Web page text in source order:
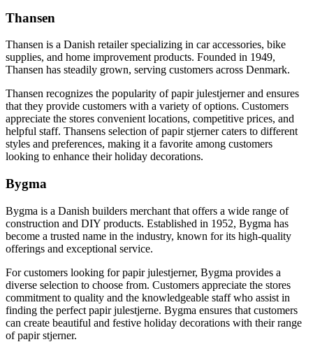
Thansen
Thansen is a Danish retailer specializing in car accessories, bike
supplies, and home improvement products. Founded in 1949,
Thansen has steadily grown, serving customers across Denmark.
Thansen recognizes the popularity of papir julestjerner and ensures
that they provide customers with a variety of options. Customers
appreciate the stores convenient locations, competitive prices, and
helpful staff. Thansens selection of papir stjerner caters to different
styles and preferences, making it a favorite among customers
looking to enhance their holiday decorations.
Bygma
Bygma is a Danish builders merchant that offers a wide range of
construction and DIY products. Established in 1952, Bygma has
become a trusted name in the industry, known for its high-quality
offerings and exceptional service.
For customers looking for papir julestjerner, Bygma provides a
diverse selection to choose from. Customers appreciate the stores
commitment to quality and the knowledgeable staff who assist in
finding the perfect papir julestjerne. Bygma ensures that customers
can create beautiful and festive holiday decorations with their range
of papir stjerner.